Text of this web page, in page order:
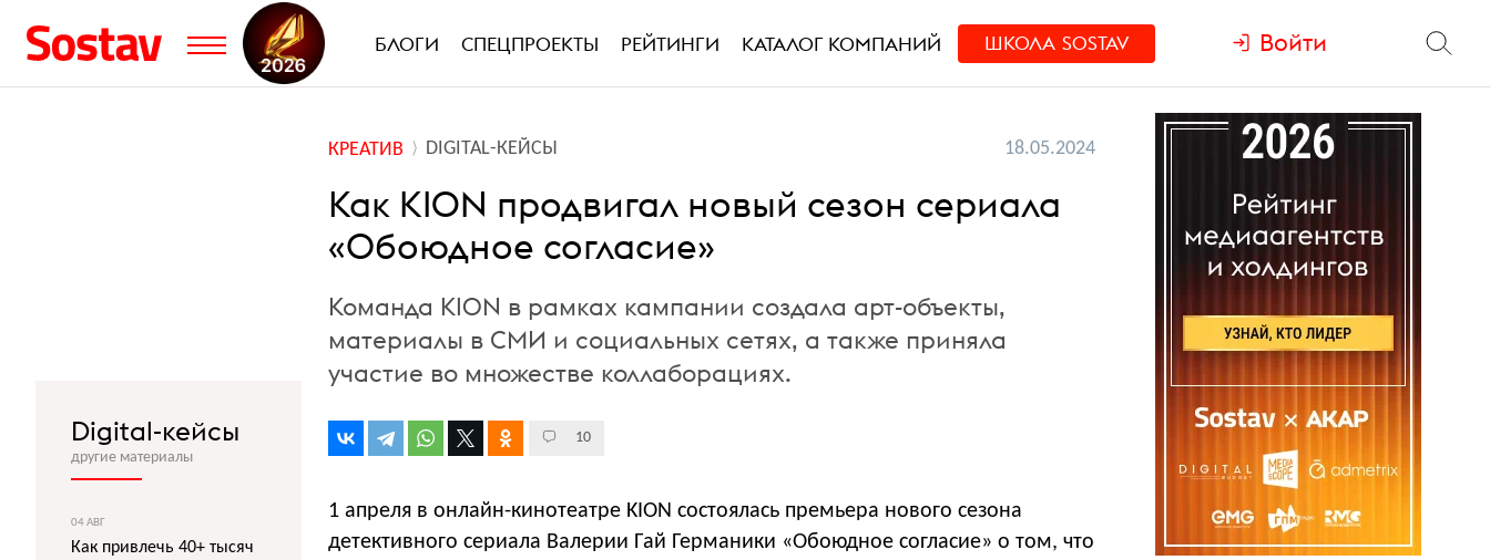
БЛОГИ СПЕЦПРОЕКТЫ РЕЙТИНГИ КАТАЛОГ КОМПАНИЙ ШКОЛА SOSTAV Войти
КРЕАТИВ DIGITAL-КЕЙСЫ 18.05.2024
Как KION продвигал новый сезон сериала
«Обоюдное согласие»
Команда KION в рамках кампании создала арт-объекты,
материалы в СМИ и социальных сетях, а также приняла
участие во множестве коллаборациях.
10
1 апреля в онлайн-кинотеатре KION состоялась премьера нового сезона
детективного сериала Валерии Гай Германики «Обоюдное согласие» о том, что
Digital-кейсы
другие материалы
04 АВГ
Как привлечь 40+ тысяч